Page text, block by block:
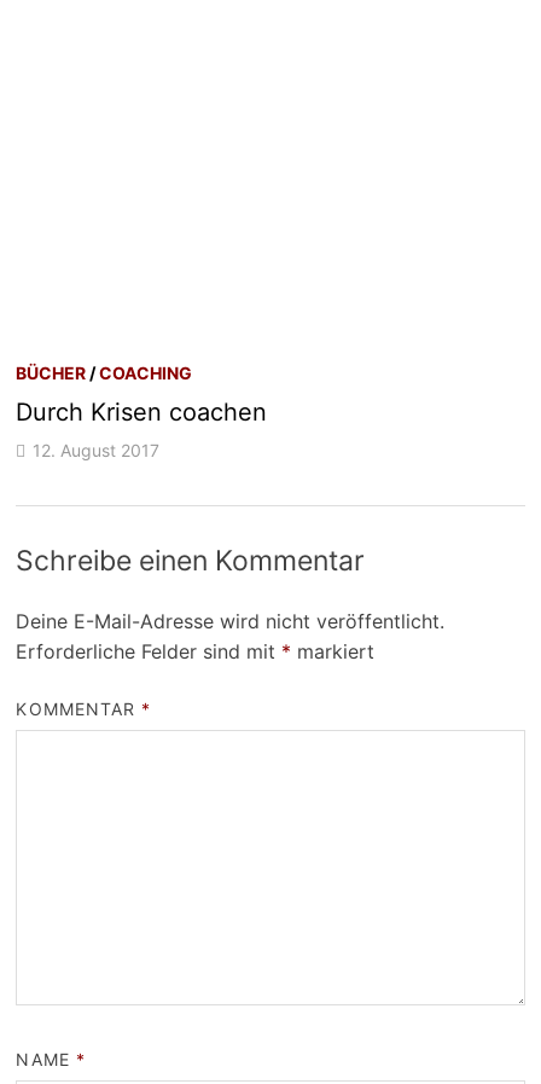
BÜCHER /COACHING
Durch Krisen coachen
12. August 2017
Schreibe einen Kommentar
Deine E-Mail-Adresse wird nicht veröffentlicht.
Erforderliche Felder sind mit * markiert
KOMMENTAR *
NAME *